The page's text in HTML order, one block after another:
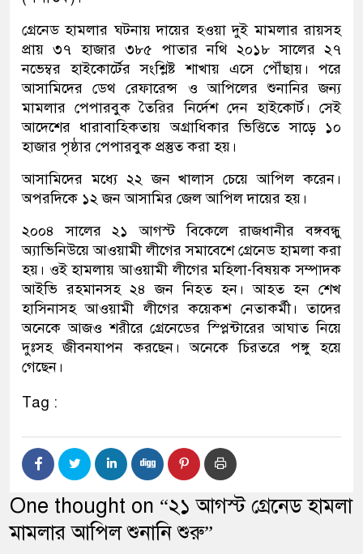
গ্রেনেড হামলার ঘটনায় দায়ের হওয়া দুই মামলার রায়সহ
প্রায় ৩৭ হাজার ৩৮৫ পাতার নথি ২০১৮ সালের ২৭
নভেম্বর হাইকোর্টের সংশ্লিষ্ট শাখায় এসে পৌঁছায়। পরে
আসামিদের ডেথ রেফারেন্স ও আপিলের শুনানির জন্য
মামলার পেপারবুক তৈরির নির্দেশ দেন হাইকোর্ট। সেই
আদেশের ধারাবাহিকতায় অগ্রাধিকার ভিত্তিতে সাড়ে ১০
হাজার পৃষ্ঠার পেপারবুক প্রস্তুত করা হয়।
আসামিদের মধ্যে ২২ জন খালাস চেয়ে আপিল করেন।
অপরদিকে ১২ জন আসামির জেল আপিল দায়ের হয়।
২০০৪ সালের ২১ আগস্ট বিকেলে রাজধানীর বঙ্গবন্ধু
অ্যাভিনিউয়ে আওয়ামী লীগের সমাবেশে গ্রেনেড হামলা করা
হয়। ওই হামলায় আওয়ামী লীগের মহিলা-বিষয়ক সম্পাদক
আইভি রহমানসহ ২৪ জন নিহত হন। আহত হন শেখ
হাসিনাসহ আওয়ামী লীগের কয়েকশ নেতাকর্মী। তাদের
অনেকে আজও শরীরে গ্রেনেডের স্প্লিন্টারের আঘাত নিয়ে
দুঃসহ জীবনযাপন করছেন। অনেকে চিরতরে পঙ্গু হয়ে
গেছেন।
Tag :
One thought on “২১ আগস্ট গ্রেনেড হামলা
মামলার আপিল শুনানি শুরু”